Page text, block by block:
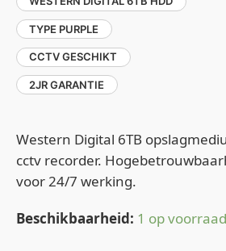
TYPE PURPLE
CCTV GESCHIKT
2JR GARANTIE
Western Digital 6TB
cctv recorder.
voor 24/7 werking.
Beschikbaarheid: 1 op voorraad